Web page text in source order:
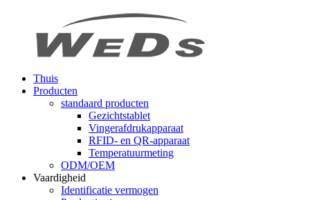
Thuis
Producten
standaard producten
Gezichtstablet
Vingerafdrukapparaat
RFID- en QR-apparaat
Temperatuurmeting
ODM/OEM
Vaardigheid
Identificatie vermogen